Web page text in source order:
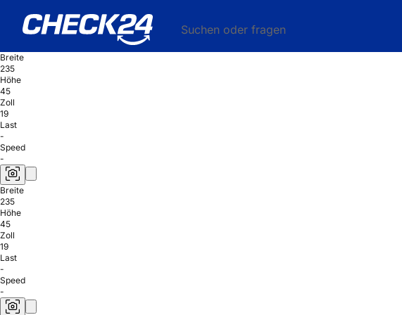
Suchen oder fragen
Breite
235
Höhe
45
Zoll
19
Last
-
Speed
-
Breite
235
Höhe
45
Zoll
19
Last
-
Speed
-